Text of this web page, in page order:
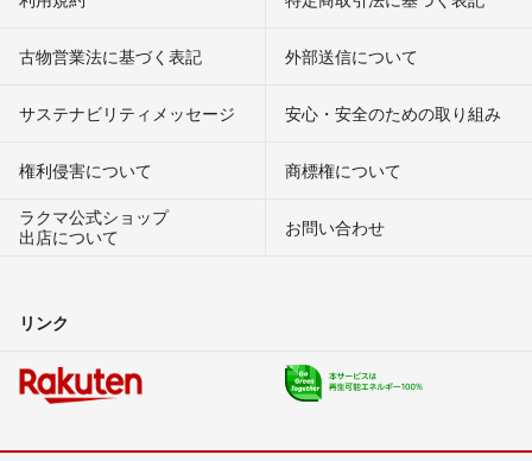
古物営業法に基づく表記 外部送信について
サステナビリティメッセージ 安心・安全のための取り組み
権利侵害について
商標権について
ラクマ公式ショップ
出店について
お問い合わせ
リンク